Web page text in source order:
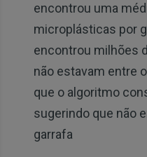
encontrou uma
microplásticas por
encontrou milhões
não estavam entre
que o algoritmo
sugerindo que não
garrafa